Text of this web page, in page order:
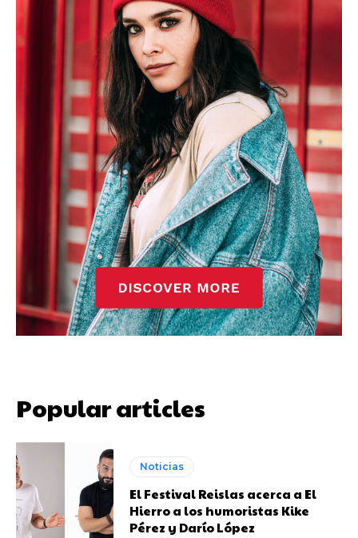
Popular articles
Noticias
El Festival Reislas acerca a El
Hierro a los humoristas Kike
Pérez y Darío López